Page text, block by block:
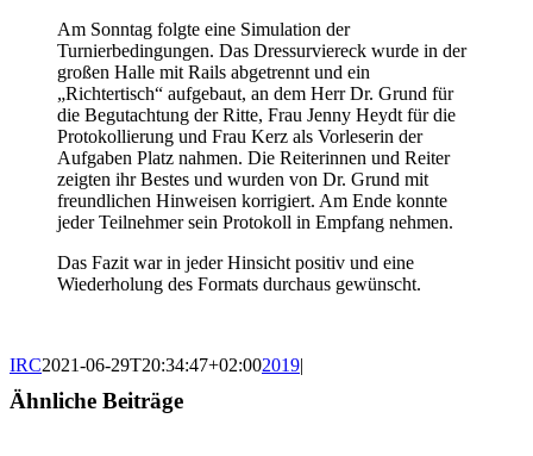
Am Sonntag folgte eine Simulation der
Turnierbedingungen. Das Dressurviereck wurde in der
großen Halle mit Rails abgetrennt und ein
„Richtertisch“ aufgebaut, an dem Herr Dr. Grund für
die Begutachtung der Ritte, Frau Jenny Heydt für die
Protokollierung und Frau Kerz als Vorleserin der
Aufgaben Platz nahmen. Die Reiterinnen und Reiter
zeigten ihr Bestes und wurden von Dr. Grund mit
freundlichen Hinweisen korrigiert. Am Ende konnte
jeder Teilnehmer sein Protokoll in Empfang nehmen.
Das Fazit war in jeder Hinsicht positiv und eine
Wiederholung des Formats durchaus gewünscht.
IRC2021-06-29T20:34:47+02:002019|
Ähnliche Beiträge